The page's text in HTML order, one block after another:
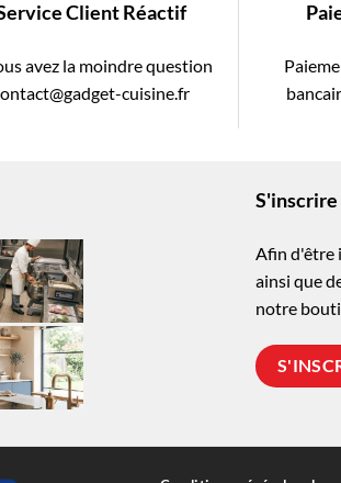
Client Réactif
avez la moindre question
cuisine.fr
Afin d'être
ainsi que
notre